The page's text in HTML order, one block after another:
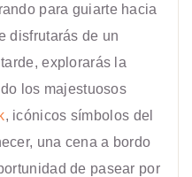
para guiarte hacia
disfrutarás de un
explorarás la
los majestuosos
, icónicos símbolos del
una cena a bordo
de pasear por